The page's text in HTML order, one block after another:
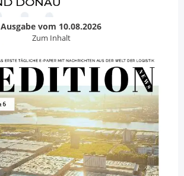
Ausgabe vom 10.08.2026
Zum Inhalt